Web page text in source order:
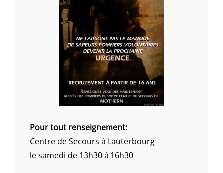
Pour tout renseignement:
Centre de Secours à Lauterbourg
le samedi de 13h30 à 16h30